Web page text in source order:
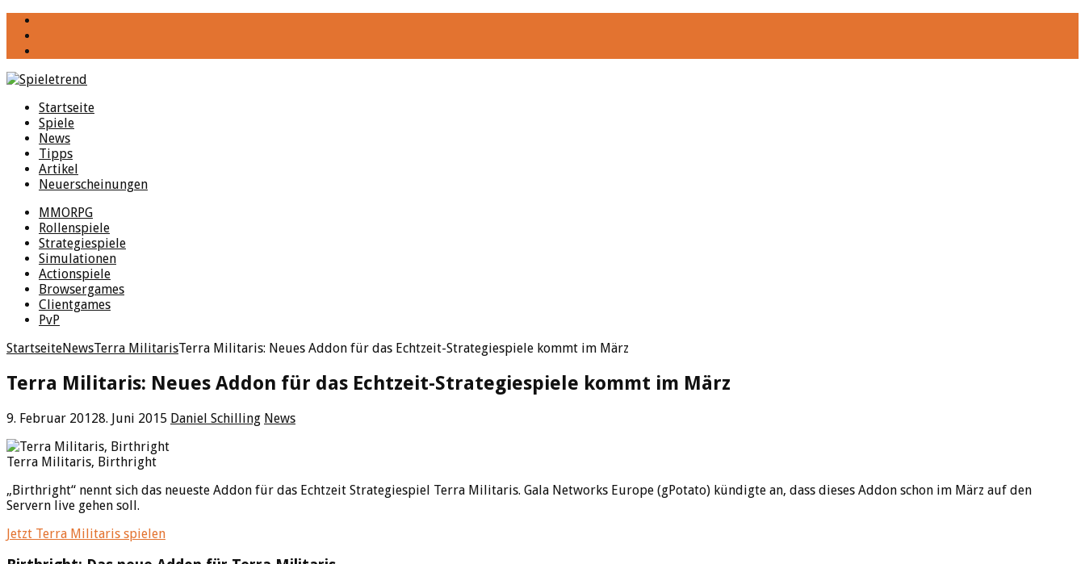
Startseite
Spiele
News
Tipps
Artikel
Neuerscheinungen
MMORPG
Rollenspiele
Strategiespiele
Simulationen
Actionspiele
Browsergames
Clientgames
PvP
StartseiteNewsTerra MilitarisTerra Militaris: Neues Addon für das Echtzeit-Strategiespiele kommt im März
Terra Militaris: Neues Addon für das Echtzeit-Strategiespiele kommt im März
9. Februar 20128. Juni 2015 Daniel Schilling News
Terra Militaris, Birthright
„Birthright“ nennt sich das neueste Addon für das Echtzeit Strategiespiel Terra Militaris. Gala Networks Europe (gPotato) kündigte an, dass dieses Addon schon im März auf den
Servern live gehen soll.
Jetzt Terra Militaris spielen